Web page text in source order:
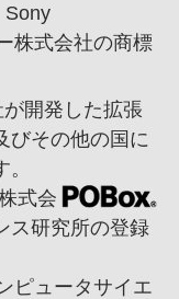
Sony
株式会社の商標
開発した拡張
びその他の国に
式会
ス研究所の登録
ピュータサイエ